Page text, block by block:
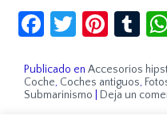
Facebook
Twitter
Publicado en Accesorios
Coche, Coches antiguos,
Submarinismo
Deja un